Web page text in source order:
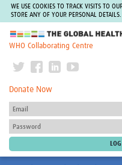
WE USE COOKIES TO TRACK VISITS TO
STORE ANY OF YOUR PERSONAL DETAILS.
The Global Health Network
WHO Collaborating Centre
Donate Now